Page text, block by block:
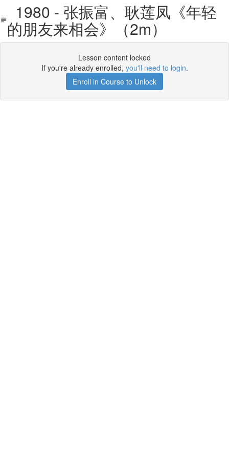
1980 - 张振富、耿莲凤《年轻
的朋友来相会》（2m）
Lesson content locked
If you're already enrolled, you'll need to login.
Enroll in Course to Unlock